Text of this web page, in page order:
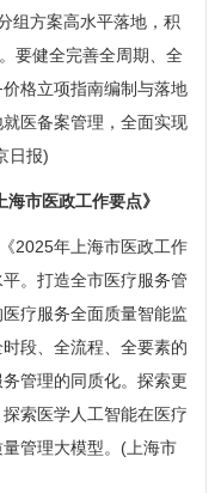
组方案高水平落地，积
要健全完善全周期、全
格立项指南编制与落地
医备案管理，全面实现
日报)
海市医政工作要点》
年上海市医政工作
。打造全市医疗服务管
疗服务全面质量智能监
段、全流程、全要素的
管理的同质化。探索更
索医学人工智能在医疗
管理大模型。(上海市